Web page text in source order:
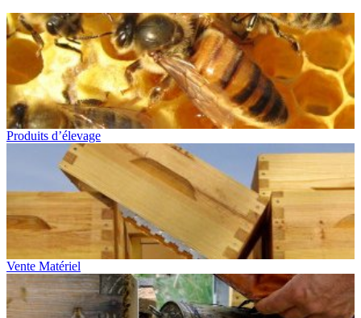
Produits d’élevage
Vente Matériel